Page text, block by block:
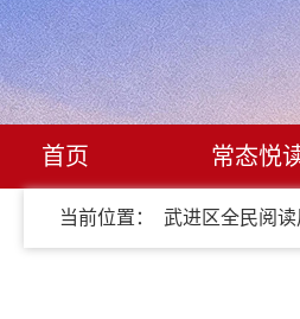
首页 常态悦
当前位置： 武进区全民阅